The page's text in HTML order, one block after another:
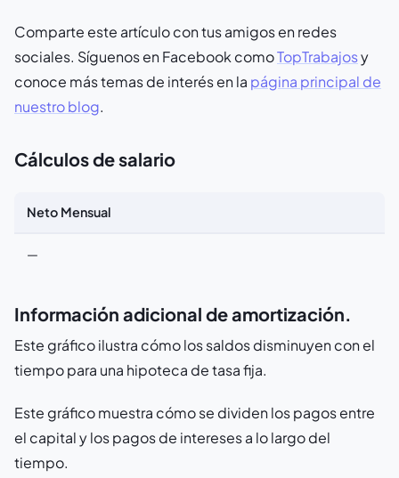
Comparte este artículo con tus amigos en redes
sociales. Síguenos en Facebook comoTopTrabajosy
conoce más temas de interés en la página principal de
nuestro blog.
Cálculos de salario
Neto Mensual
—
Información adicional de amortización.
Este gráfico ilustra cómo los saldos disminuyen con el
tiempo para una hipoteca de tasa fija.
Este gráfico muestra cómo se dividen los pagos entre
el capital y los pagos de intereses a lo largo del
tiempo.